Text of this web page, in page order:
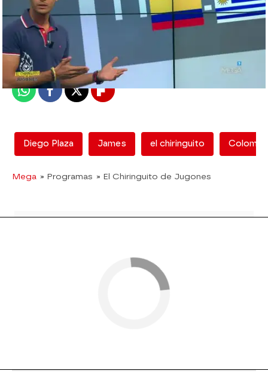
mega
Madrid
Publicado:12 de febrero de 2018, 12:53
WhatsappFacebook
X Flipboard
Diego Plaza James el chiringuito
Mega » Programas » El Chiringuito de Jugones